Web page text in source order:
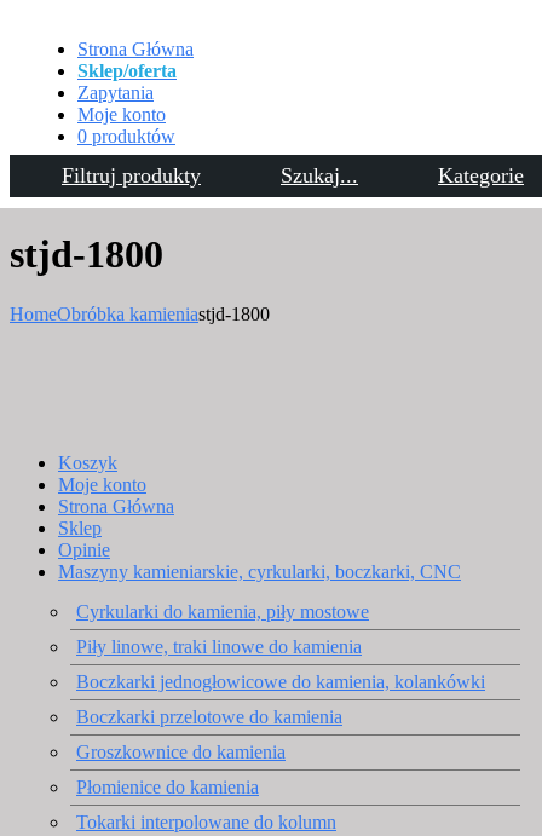
Filtruj produkty Szukaj... Kategorie
Strona Główna
Sklep/oferta
Zapytania
Moje konto
0 produktów
Kontakt
stjd-1800
HomeObróbka kamieniastjd-1800
Koszyk
Moje konto
Strona Główna
Sklep
Opinie
Maszyny kamieniarskie, cyrkularki, boczkarki, CNC
Cyrkularki do kamienia, piły mostowe
Piły linowe, traki linowe do kamienia
Boczkarki jednogłowicowe do kamienia, kolankówki
Boczkarki przelotowe do kamienia
Groszkownice do kamienia
Płomienice do kamienia
Tokarki interpolowane do kolumn